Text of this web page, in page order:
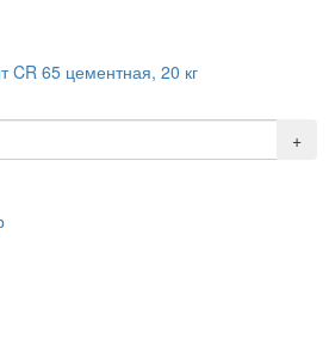
CR 65 цементная, 20 кг
+